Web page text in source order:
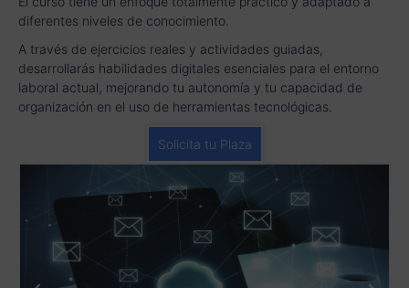
diferentes niveles de conocimiento.
A través de ejercicios reales y actividades guiadas,
desarrollarás habilidades digitales esenciales para el entorno
laboral actual, mejorando tu autonomía y tu capacidad de
organización en el uso de herramientas tecnológicas.
Solicita tu Plaza